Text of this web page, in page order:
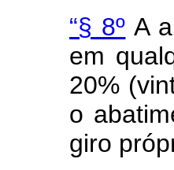
“§ 8º A
em
20%
o
giro